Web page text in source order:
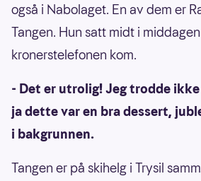
også i Nabolaget. En av dem er
Tangen. Hun satt midt i
kronerstelefonen kom.
- Det er utrolig! Jeg trodde
ja dette var en bra dessert,
i bakgrunnen.
Tangen er på skihelg i Trysil